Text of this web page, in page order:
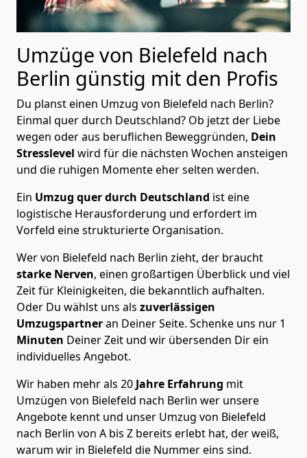
Umzüge von Bielefeld nach
Berlin günstig mit den Profis
Du planst einen Umzug von Bielefeld nach Berlin?
Einmal quer durch Deutschland? Ob jetzt der Liebe
wegen oder aus beruflichen Beweggründen, Dein
Stresslevel wird für die nächsten Wochen ansteigen
und die ruhigen Momente eher selten werden.
Ein Umzug quer durch Deutschland ist eine
logistische Herausforderung und erfordert im
Vorfeld eine strukturierte Organisation.
Wer von Bielefeld nach Berlin zieht, der braucht
starke Nerven, einen großartigen Überblick und viel
Zeit für Kleinigkeiten, die bekanntlich aufhalten.
Oder Du wählst uns als zuverlässigen
Umzugspartneran Deiner Seite. Schenke uns nur 1
Minuten Deiner Zeit und wir übersenden Dir ein
individuelles Angebot.
Wir haben mehr als 20 Jahre Erfahrung mit
Umzügen von Bielefeld nach Berlin wer unsere
Angebote kennt und unser Umzug von Bielefeld
nach Berlin von A bis Z bereits erlebt hat, der weiß,
warum wir in Bielefeld die Nummer eins sind.